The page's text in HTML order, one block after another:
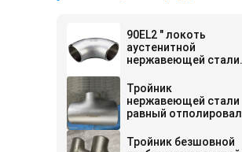
90EL2 " локоть
аустенитной
нержавеющей стали
Тройник
нержавеющей стали
равный отполировал
Тройник безшовной